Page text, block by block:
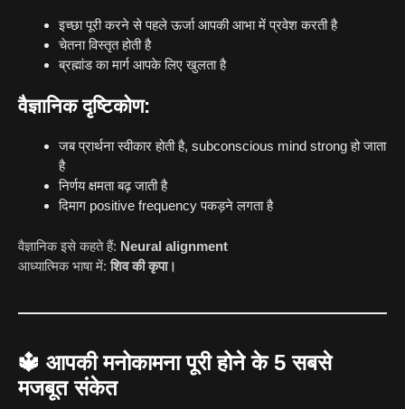
इच्छा पूरी करने से पहले ऊर्जा आपकी आभा में प्रवेश करती है
चेतना विस्तृत होती है
ब्रह्मांड का मार्ग आपके लिए खुलता है
वैज्ञानिक दृष्टिकोण:
जब प्रार्थना स्वीकार होती है, subconscious mind strong हो जाता
है
निर्णय क्षमता बढ़ जाती है
दिमाग positive frequency पकड़ने लगता है
वैज्ञानिक इसे कहते हैं: Neural alignment
आध्यात्मिक भाषा में:शिव की कृपा।
🔱 आपकी मनोकामना पूरी होने के 5 सबसे
मजबूत संकेत